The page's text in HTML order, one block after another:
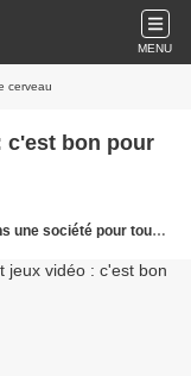
MENU
cerveau
c'est bon pour
pour tous les âges